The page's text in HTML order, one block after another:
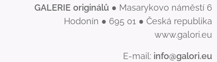
GALERIE originálů ● Masarykovo náměstí 6
Hodonín ● 695 01 ● Česká republika
www.galori.eu
E-mail: info@galori.eu